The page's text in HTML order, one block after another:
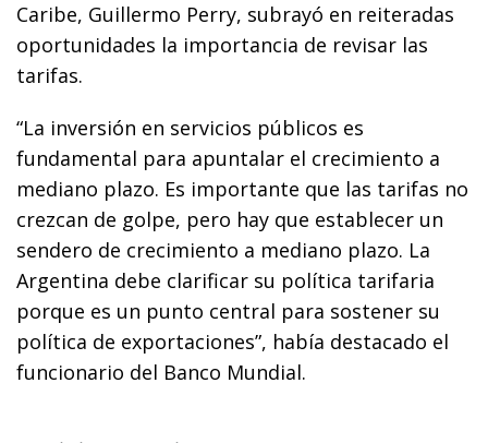
Caribe, Guillermo Perry, subrayó en reiteradas
oportunidades la importancia de revisar las
tarifas.
“La inversión en servicios públicos es
fundamental para apuntalar el crecimiento a
mediano plazo. Es importante que las tarifas no
crezcan de golpe, pero hay que establecer un
sendero de crecimiento a mediano plazo. La
Argentina debe clarificar su política tarifaria
porque es un punto central para sostener su
política de exportaciones”, había destacado el
funcionario del Banco Mundial.